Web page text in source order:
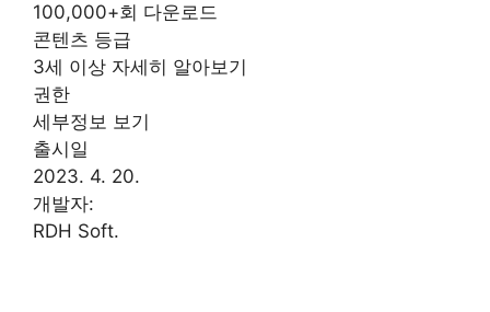
100,000+회 다운로드
콘텐츠 등급
3세 이상 자세히 알아보기
권한
세부정보 보기
출시일
2023. 4. 20.
개발자:
RDH Soft.